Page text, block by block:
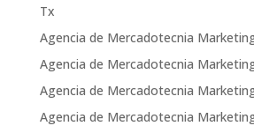
Tx
Agencia de Mercadotecnia
Agencia de Mercadotecnia
Agencia de Mercadotecnia
Agencia de Mercadotecnia